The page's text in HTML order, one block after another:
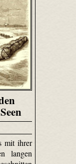
mit ihrer
langen